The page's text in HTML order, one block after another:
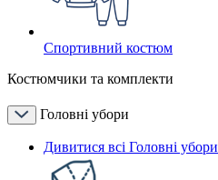
Спортивний костюм
Костюмчики та комплекти
Головні убори
Дивитися всі Головні убори